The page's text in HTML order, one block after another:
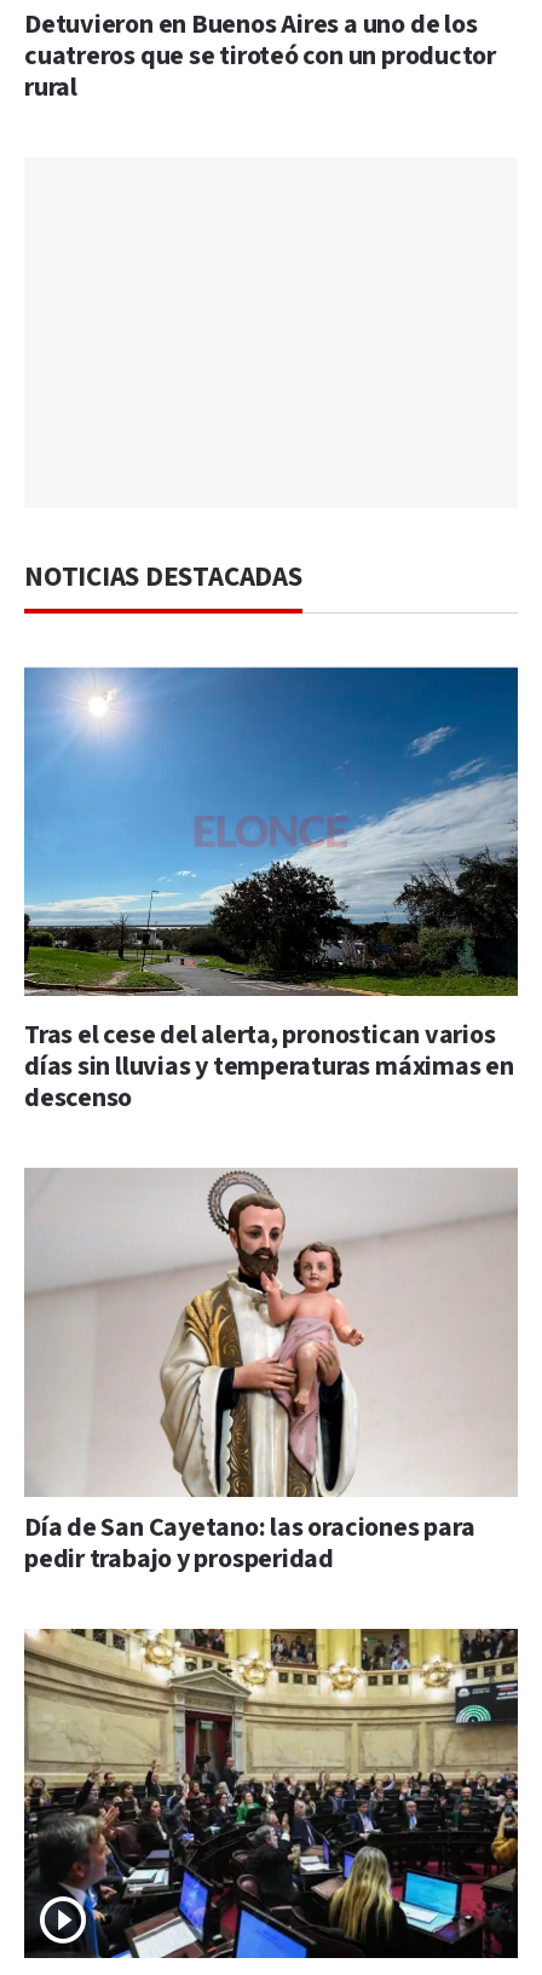
Detuvieron en Buenos Aires a uno de los
cuatreros que se tiroteó con un productor
rural
NOTICIAS DESTACADAS
Tras el cese del alerta, pronostican varios
días sin lluvias y temperaturas máximas en
descenso
Día de San Cayetano: las oraciones para
pedir trabajo y prosperidad